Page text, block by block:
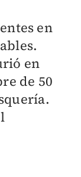
en
en
de 50